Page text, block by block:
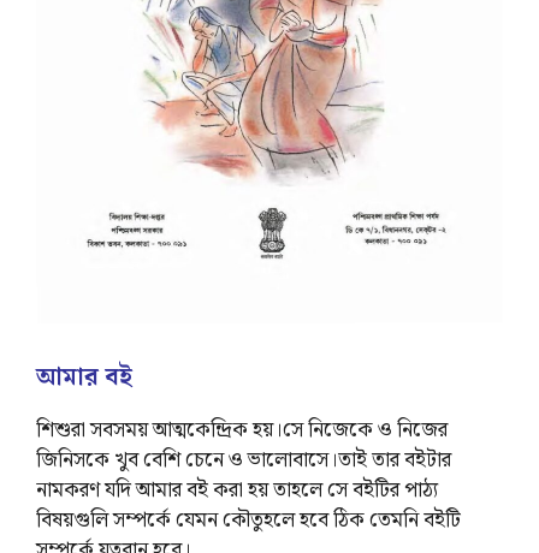
আমার বই
শিশুরা সবসময় আত্মকেন্দ্রিক হয়।সে নিজেকে ও নিজের
জিনিসকে খুব বেশি চেনে ও ভালোবাসে।তাই তার বইটার
নামকরণ যদি আমার বই করা হয় তাহলে সে বইটির পাঠ্য
বিষয়গুলি সম্পর্কে যেমন কৌতুহলে হবে ঠিক তেমনি বইটি